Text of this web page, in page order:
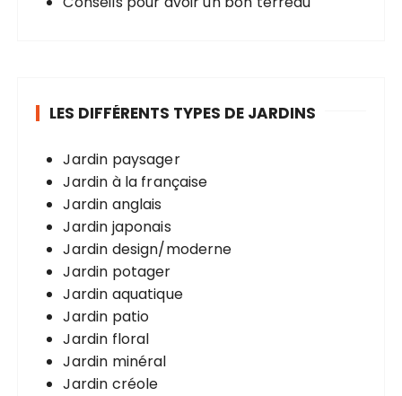
LES DIFFÉRENTS TYPES DE JARDINS
Jardin paysager
Jardin à la française
Jardin anglais
Jardin japonais
Jardin design/moderne
Jardin potager
Jardin aquatique
Jardin patio
Jardin floral
Jardin minéral
Jardin créole